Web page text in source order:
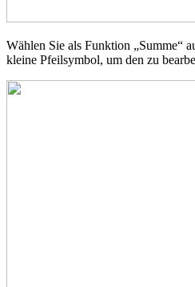
Wählen Sie als Funktion „Summe“
kleine Pfeilsymbol, um den zu